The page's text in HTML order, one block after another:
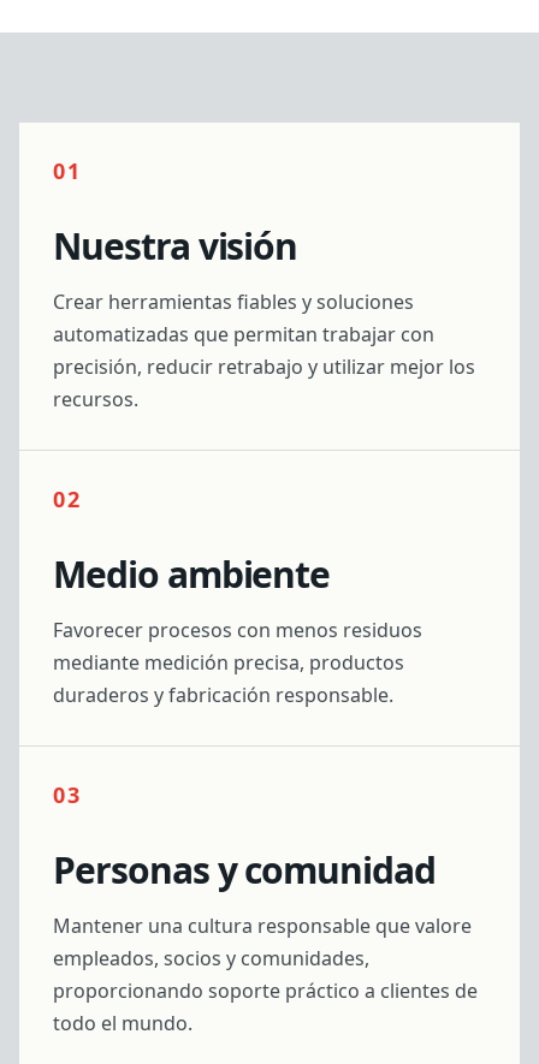
01
Nuestra visión
Crear herramientas fiables y soluciones
automatizadas que permitan trabajar con
precisión, reducir retrabajo y utilizar mejor los
recursos.
02
Medio ambiente
Favorecer procesos con menos residuos
mediante medición precisa, productos
duraderos y fabricación responsable.
03
Personas y comunidad
Mantener una cultura responsable que valore
empleados, socios y comunidades,
proporcionando soporte práctico a clientes de
todo el mundo.